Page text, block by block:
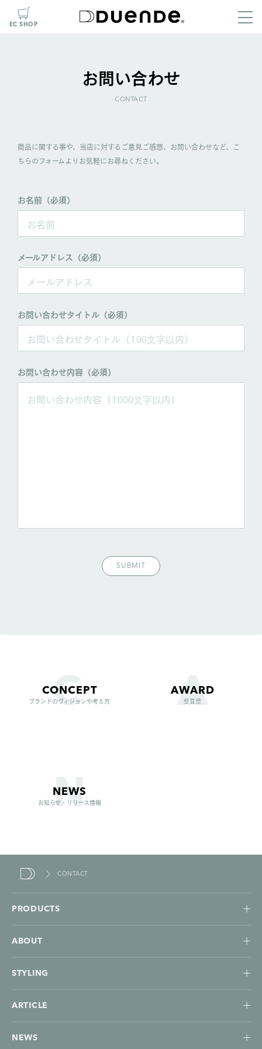
EC SHOP
お問い合わせ
CONTACT
商品に関する事や、当店に対するご意見ご感想、お問い合わせなど、 こ
ちらのフォームよりお気軽にお尋ねください。
お名前（必須）
メールアドレス（必須）
お問い合わせタイトル（必須）
お問い合わせ内容（必須）
SUBMIT
CONCEPT
ブランドのヴィジョンや考え方
AWARD
受賞歴
NEWS
お知らせ・リリース情報
CONTACT
PRODUCTS
ABOUT
STYLING
ARTICLE
NEWS